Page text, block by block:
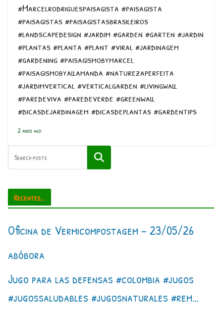
#Marcelrodriguespaisagista #paisagista
#paisagistas #paisagistasbrasileiros
#landscapedesign #jardim #garden #garten #jardin
#plantas #planta #plant #viral #jardinagem
#gardening #paisagismobymarcel
#paisagismobyallamanda #naturezaperfeita
#jardimvertical #verticalgarden #livingwall
#paredeviva #paredeverde #greenwall
#dicasdejardinagem #dicasdeplantas #gardentips
2 anos ago
Pesquisar
Recentes...
Oficina de Vermicompostagem – 23/05/26
abóbora
Jugo para las defensas #colombia #jugos
#jugossaludables #jugosnaturales #rem…